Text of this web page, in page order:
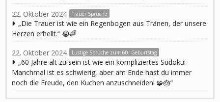
22. Oktober 2024 Trauer Sprüche
„Die Trauer ist wie ein Regenbogen aus Tränen, der unsere
Herzen erhellt.“ 😭🌈
22. Oktober 2024 Lustige Sprüche zum 60. Geburtstag
„60 Jahre alt zu sein ist wie ein kompliziertes Sudoku:
Manchmal ist es schwierig, aber am Ende hast du immer
noch die Freude, den Kuchen anzuschneiden! 🧩🎂“